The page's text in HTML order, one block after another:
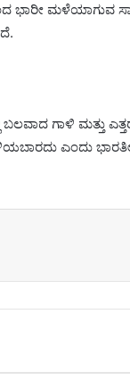
ಭಾರೀ ಮಳೆಯಾಗುವ
ಬಲವಾದ ಗಾಳಿ ಮತ್ತು
ಎಂದು